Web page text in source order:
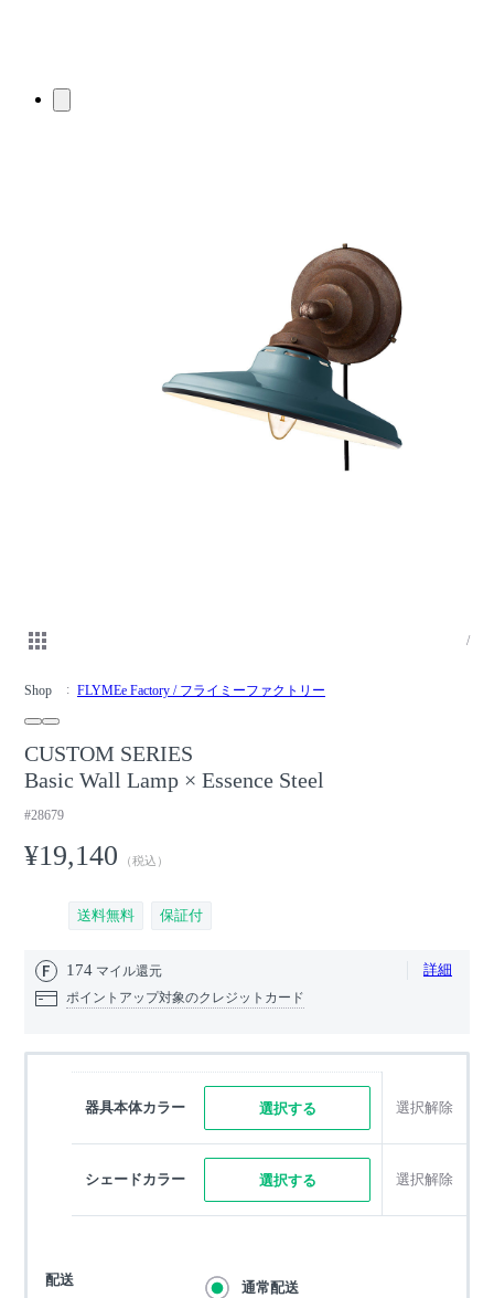
/
Shop FLYMEe Factory / フライミーファクトリー
CUSTOM SERIES
Basic Wall Lamp × Essence Steel
#28679
¥19,140 （税込）
送料無料 保証付
174 マイル還元 詳細
ポイントアップ対象のクレジットカード
器具本体カラー 選択する 選択解除
シェードカラー 選択する 選択解除
配送 通常配送